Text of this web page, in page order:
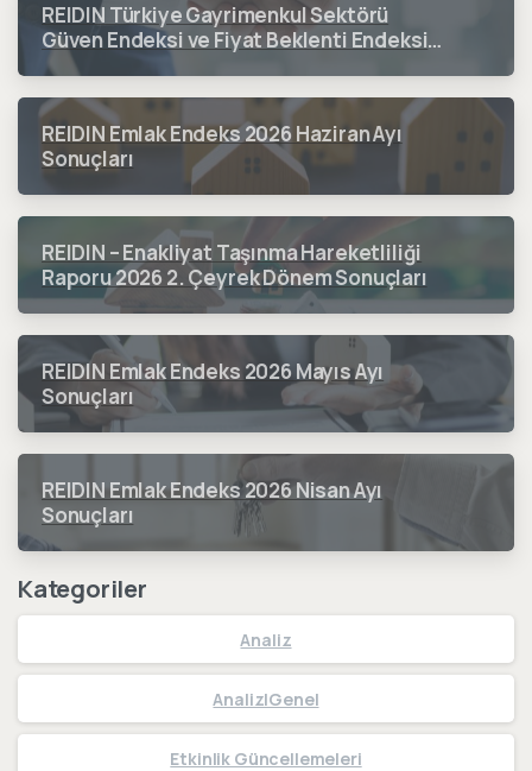
REIDIN Türkiye Gayrimenkul Sektörü
Güven Endeksi ve Fiyat Beklenti Endeksi
2026 3. Çeyrek Dönem Sonuçları
REIDIN Emlak Endeks 2026 Haziran Ayı
Sonuçları
REIDIN – Enakliyat Taşınma Hareketliliği
Raporu 2026 2. Çeyrek Dönem Sonuçları
REIDIN Emlak Endeks 2026 Mayıs Ayı
Sonuçları
REIDIN Emlak Endeks 2026 Nisan Ayı
Sonuçları
Kategoriler
Analiz
Analiz|Genel
Etkinlik Güncellemeleri